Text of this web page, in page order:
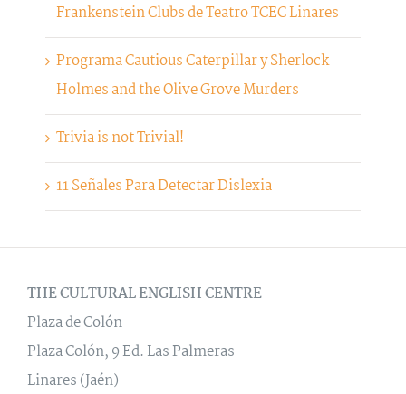
Frankenstein Clubs de Teatro TCEC Linares
Programa Cautious Caterpillar y Sherlock
Holmes and the Olive Grove Murders
Trivia is not Trivial!
11 Señales Para Detectar Dislexia
THE CULTURAL ENGLISH CENTRE
Plaza de Colón
Plaza Colón, 9 Ed. Las Palmeras
Linares (Jaén)